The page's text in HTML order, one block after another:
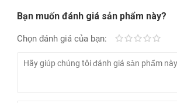
Bạn muốn đánh giá sản phẩm này?
Chọn đánh giá của bạn: Rất tốt
Trung bình
Fair
Kém